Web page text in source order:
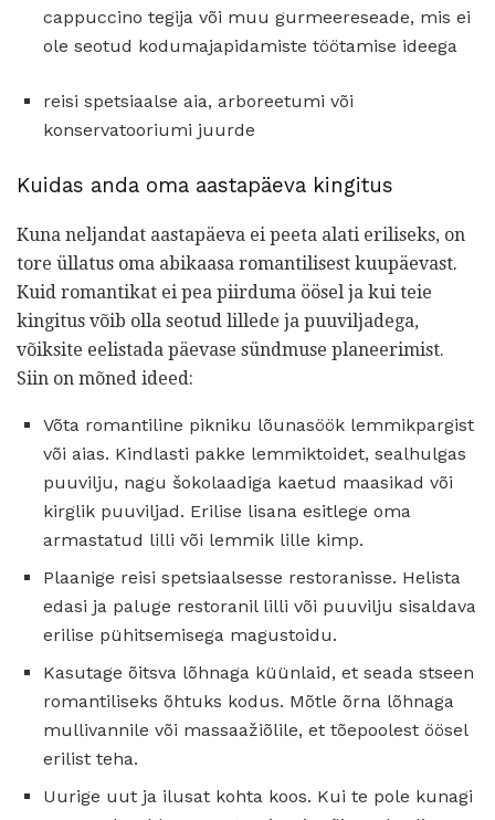
cappuccino tegija või muu gurmeereseade, mis ei
ole seotud kodumajapidamiste töötamise ideega
reisi spetsiaalse aia, arboreetumi või
konservatooriumi juurde
Kuidas anda oma aastapäeva kingitus
Kuna neljandat aastapäeva ei peeta alati eriliseks, on
tore üllatus oma abikaasa romantilisest kuupäevast.
Kuid romantikat ei pea piirduma öösel ja kui teie
kingitus võib olla seotud lillede ja puuviljadega,
võiksite eelistada päevase sündmuse planeerimist.
Siin on mõned ideed:
Võta romantiline pikniku lõunasöök lemmikpargist
või aias. Kindlasti pakke lemmiktoidet, sealhulgas
puuvilju, nagu šokolaadiga kaetud maasikad või
kirglik puuviljad. Erilise lisana esitlege oma
armastatud lilli või lemmik lille kimp.
Plaanige reisi spetsiaalsesse restoranisse. Helista
edasi ja paluge restoranil lilli või puuvilju sisaldava
erilise pühitsemisega magustoidu.
Kasutage õitsva lõhnaga küünlaid, et seada stseen
romantiliseks õhtuks kodus. Mõtle õrna lõhnaga
mullivannile või massaažiõlile, et tõepoolest öösel
erilist teha.
Uurige uut ja ilusat kohta koos. Kui te pole kunagi